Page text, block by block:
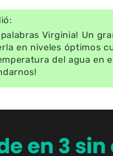
Virginia! Un
en niveles óptimos
del agua en